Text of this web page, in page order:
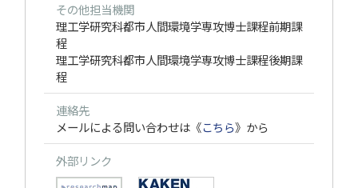
その他担当機関
理工学研究科都市人間環境学専攻博士課程前期課
程
理工学研究科都市人間環境学専攻博士課程後期課
程
連絡先
メールによる問い合わせは《こちら》から
外部リンク